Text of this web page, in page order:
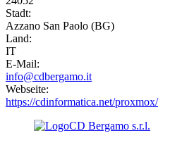
Stadt:
Azzano San Paolo (BG)
Land:
IT
E-Mail:
info@cdbergamo.it
Webseite:
https://cdinformatica.net/proxmox/